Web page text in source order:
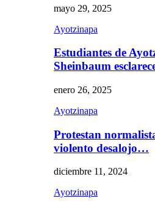
mayo 29, 2025
Ayotzinapa
Estudiantes de
Sheinbaum
enero 26, 2025
Ayotzinapa
Protestan
violento desalojo…
diciembre 11, 2024
Ayotzinapa